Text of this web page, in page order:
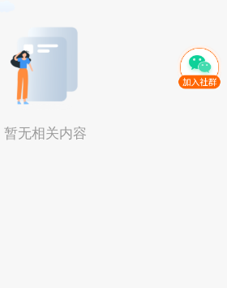
暂无相关内容